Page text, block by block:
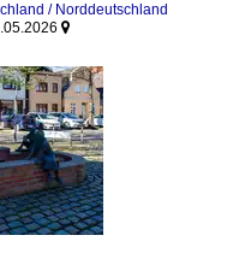
/ Norddeutschland
